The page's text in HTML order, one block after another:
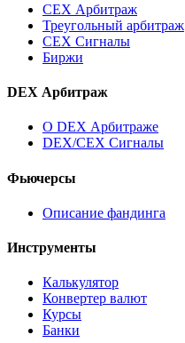
CEX Арбитраж
Треугольный арбитраж
CEX Сигналы
Биржи
DEX Арбитраж
О DEX Арбитраже
DEX/CEX Сигналы
Фьючерсы
Описание фандинга
Инструменты
Калькулятор
Конвертер валют
Курсы
Банки